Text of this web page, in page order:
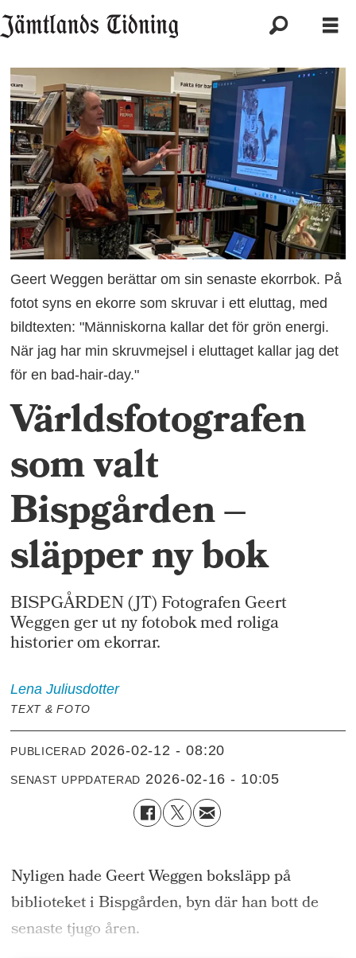
Geert Weggen berättar om sin senaste ekorrbok. På
fotot syns en ekorre som skruvar i ett eluttag, med
bildtexten: "Människorna kallar det för grön energi.
När jag har min skruvmejsel i eluttaget kallar jag det
för en bad-hair-day."
Världsfotografen
som valt
Bispgården –
släpper ny bok
BISPGÅRDEN (JT) Fotografen Geert
Weggen ger ut ny fotobok med roliga
historier om ekorrar.
Lena Juliusdotter
TEXT & FOTO
PUBLICERAD 2026-02-12 - 08:20
SENAST UPPDATERAD 2026-02-16 - 10:05
Nyligen hade Geert Weggen boksläpp på
biblioteket i Bispgården, byn där han bott de
senaste tjugo åren.